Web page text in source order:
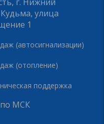
улица
1
(автосигнализации)
(отопление)
поддержка
по МСК